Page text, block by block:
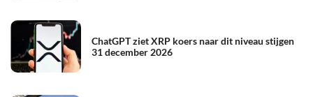
ChatGPT ziet XRP koers naar dit niveau stijgen
31 december 2026